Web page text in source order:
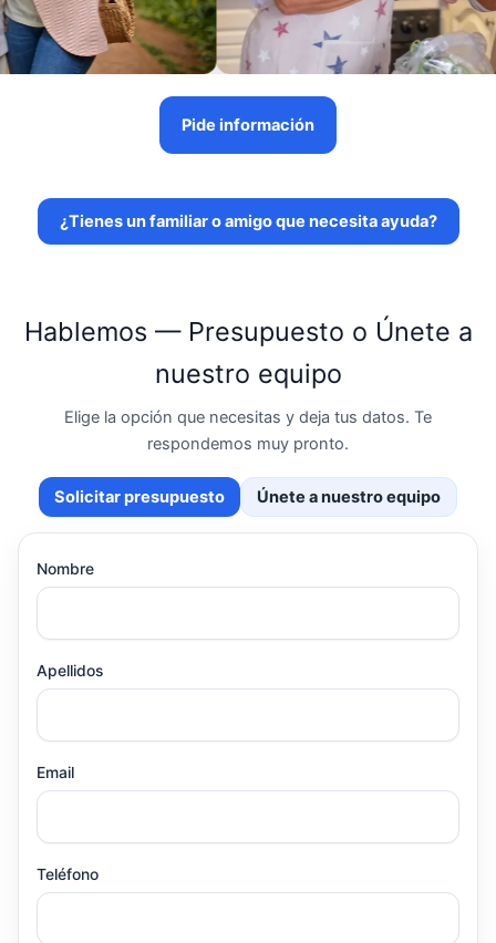
Pide información
¿Tienes un familiar o amigo que necesita ayuda?
Hablemos — Presupuesto o Únete a
nuestro equipo
Elige la opción que necesitas y deja tus datos. Te
respondemos muy pronto.
Solicitar presupuesto Únete a nuestro equipo
Nombre
Apellidos
Email
Teléfono